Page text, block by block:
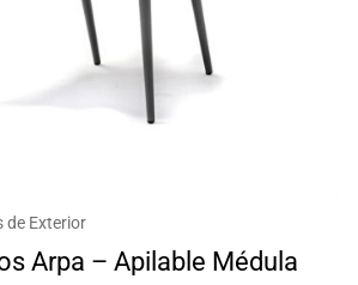
de Exterior
Arpa – Apilable Médula